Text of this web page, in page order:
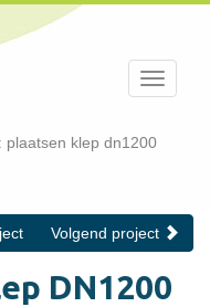
Toggle
plaatsen klep dn1200
Volgend project
DN1200